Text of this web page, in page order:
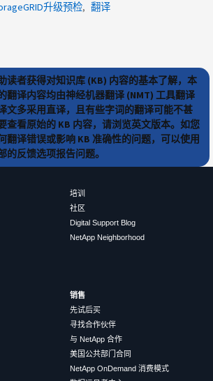
升级预检 翻译
读者获得对知识库 (KB) 内容的基本了解，本
翻译内容均由神经机器翻译 (NMT) 工具翻译
文多采用直译，且有些字词的翻译可能不甚
查看原始的 KB 内容，请浏览英文版本。如您
翻译错误或影响 KB 准确性的问题，可以使用
的反馈选项报告问题。
培训
社区
Digital Support Blog
NetApp Neighborhood
销售
先试后买
寻找合作伙伴
与 NetApp 合作
美国公共部门合同
NetApp OnDemand 消费模式